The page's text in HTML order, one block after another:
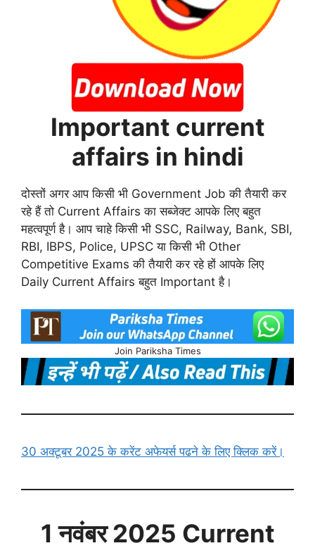
Important current
affairs in hindi
दोस्तों अगर आप किसी भी Government Job की तैयारी कर
रहे हैं तो Current Affairs का सब्जेक्ट आपके लिए बहुत
महत्वपूर्ण है। आप चाहे किसी भी SSC, Railway, Bank, SBI,
RBI, IBPS, Police, UPSC या किसी भी Other
Competitive Exams की तैयारी कर रहे हों आपके लिए
Daily Current Affairs बहुत Important है।
Join Pariksha Times
30 अक्टूबर 2025 के करेंट अफेयर्स पढने के लिए क्लिक करें।
1 नवंबर2025 Current